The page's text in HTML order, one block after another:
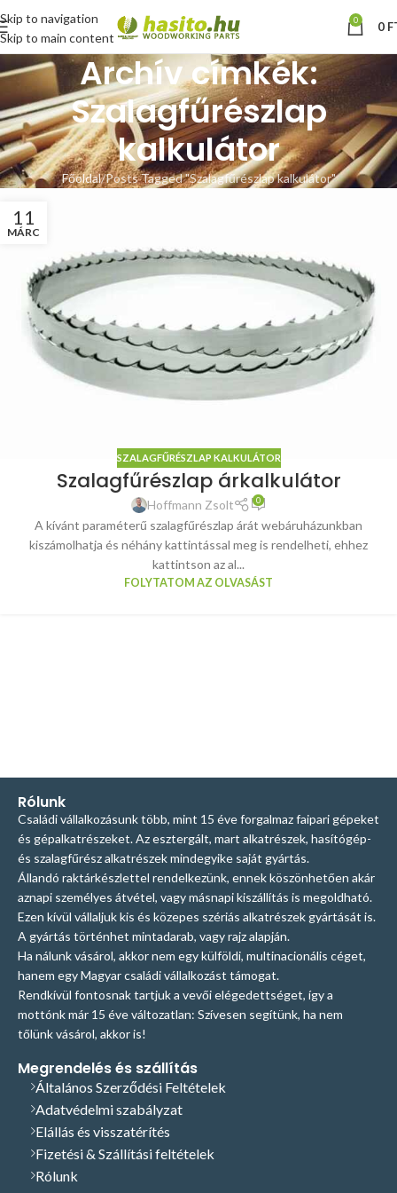
Skip to navigation
Skip to main content
0 0
Archív címkék:
Szalagfűrészlap
kalkulátor
Főoldal Posts Tagged "Szalagfűrészlap kalkulátor"
11
MÁRC
SZALAGFŰRÉSZLAP KALKULÁTOR
Szalagfűrészlap árkalkulátor
Hoffmann Zsolt 0
A kívánt paraméterű szalagfűrészlap árát webáruházunkban
kiszámolhatja és néhány kattintással meg is rendelheti, ehhez
kattintson az al...
FOLYTATOM AZ OLVASÁST
Rólunk
Családi vállalkozásunk több, mint 15 éve forgalmaz faipari gépeket
és gépalkatrészeket. Az esztergált, mart alkatrészek, hasítógép-
és szalagfűrész alkatrészek mindegyike saját gyártás.
Állandó raktárkészlettel rendelkezünk, ennek köszönhetően akár
aznapi személyes átvétel, vagy másnapi kiszállítás is megoldható.
Ezen kívül vállaljuk kis és közepes szériás alkatrészek gyártását is.
A gyártás történhet mintadarab, vagy rajz alapján.
Ha nálunk vásárol, akkor nem egy külföldi, multinacionális céget,
hanem egy Magyar családi vállalkozást támogat.
Rendkívül fontosnak tartjuk a vevői elégedettséget, így a
mottónk már 15 éve változatlan: Szívesen segítünk, ha nem
tőlünk vásárol, akkor is!
Megrendelés és szállítás
Általános Szerződési Feltételek
Adatvédelmi szabályzat
Elállás és visszatérítés
Fizetési & Szállítási feltételek
Rólunk